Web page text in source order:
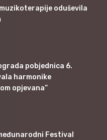
oduševila
pobjednica 6.
harmonike
opjevana“
Festival